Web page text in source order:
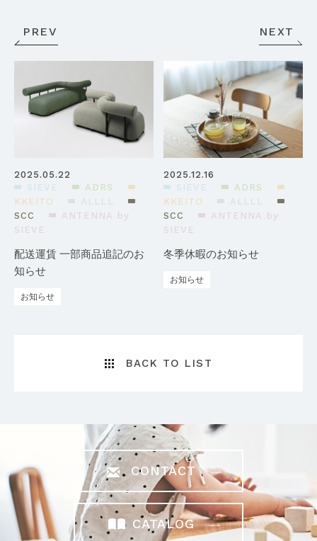
PREV
2025.05.22
SIEVE
ADRS
KKEITO
ALLLL
SCC
ANTENNA by
SIEVE
配送運賃 一部商品追記のお
知らせ
お知らせ
NEXT
2025.12.16
SIEVE
ADRS
KKEITO
ALLLL
SCC
ANTENNA by
SIEVE
冬季休暇のお知らせ
お知らせ
BACK TO LIST
CONTACT
CATALOG